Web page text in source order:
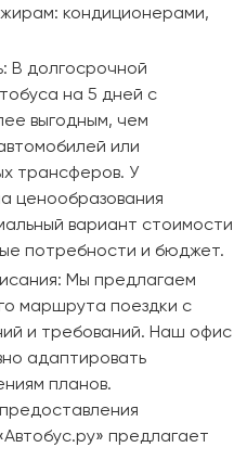
кондиционерами,
В долгосрочной
на 5 дней с
выгодным, чем
или
трансферов. У
ценообразования
вариант стоимости
потребности и бюджет.
Мы предлагаем
маршрута поездки с
и требований. Наш офис
адаптировать
планов.
предлагает